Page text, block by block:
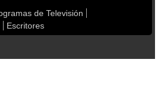
de Televisión
Escritores